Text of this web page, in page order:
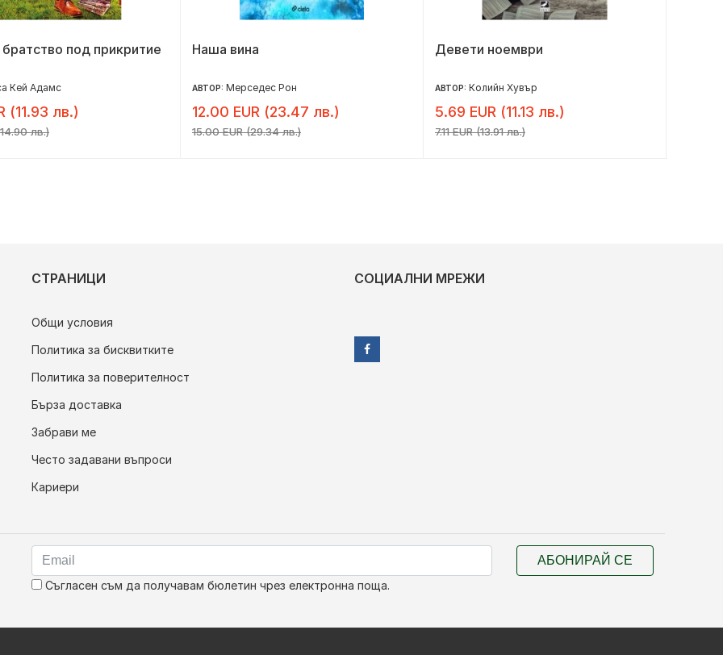
под прикритие
Кей Адамс
(11.93 лв.)
лв.)
Наша вина
АВТОР: Мерседес Рон
12.00 EUR (23.47 лв.)
15.00 EUR (29.34 лв.)
Девети ноември
АВТОР: Колийн Хувър
5.69 EUR (11.13 лв.)
7.11 EUR (13.91 лв.)
СТРАНИЦИ
Общи условия
Политика за бисквитките
Политика за поверителност
Бърза доставка
Забрави ме
Често задавани въпроси
Кариери
СОЦИАЛНИ МРЕЖИ
Съгласен съм да получавам бюлетин чрез електронна поща.
АБОНИРАЙ СЕ